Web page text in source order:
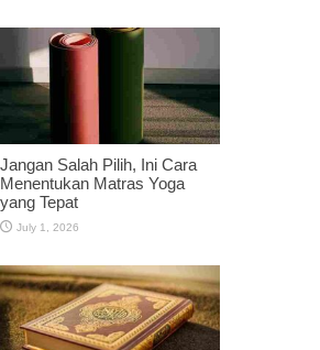
Jangan Salah Pilih, Ini Cara
Menentukan Matras Yoga
yang Tepat
July 1, 2026